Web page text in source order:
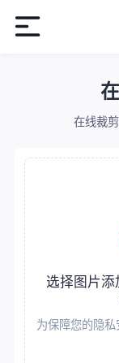
在线裁
选择图片添
为保障您的隐